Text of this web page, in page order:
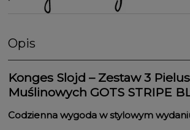
Opis
Konges Slojd – Zestaw 3
Muślinowych GOTS STRIPE
Codzienna wygoda w stylowym